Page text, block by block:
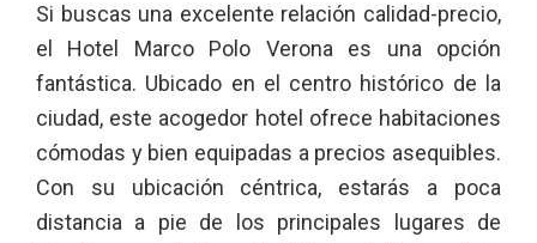
Si buscas una excelente relación calidad-precio,
el Hotel Marco Polo Verona es una opción
fantástica. Ubicado en el centro histórico de la
ciudad, este acogedor hotel ofrece habitaciones
cómodas y bien equipadas a precios asequibles.
Con su ubicación céntrica, estarás a poca
distancia a pie de los principales lugares de